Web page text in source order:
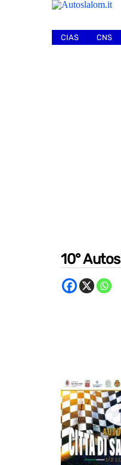
CIAS CNS
10°